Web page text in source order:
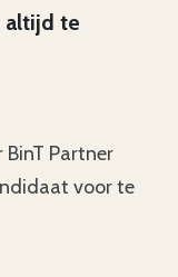
altijd te
Partner
voor te